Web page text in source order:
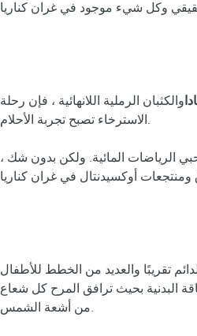
والكثبان الرملية اللانهائية ، فإن رحلة
الاسترخاء تصبح تجربة الأحلام.
الرياضات المائية. ولكن بدون شك ،
تقريبًا والعديد من الخطط للأطفال
البدنية بحيث ترافق المرح كل شعاع
من أشعة الشمس.